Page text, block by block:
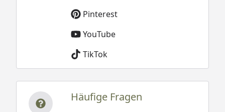
Pinterest
YouTube
TikTok
Häufige Fragen